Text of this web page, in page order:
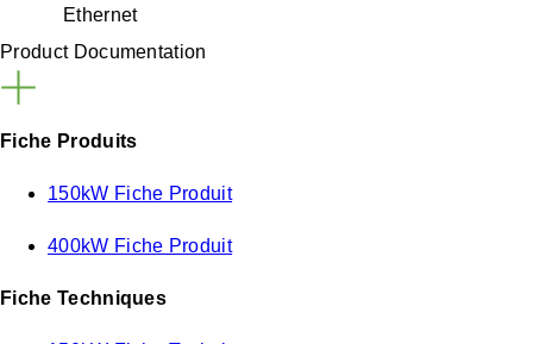
Ethernet
Product Documentation
Fiche Produits
150kW Fiche Produit
400kW Fiche Produit
Fiche Techniques